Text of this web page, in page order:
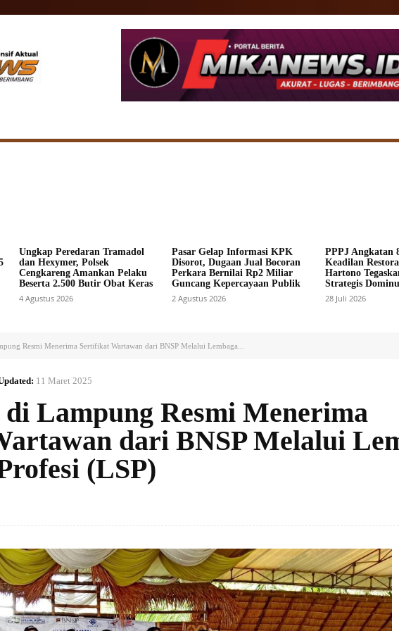
Ungkap Peredaran Tramadol
dan Hexymer, Polsek
Cengkareng Amankan Pelaku
Beserta 2.500 Butir Obat Keras
4 Agustus 2026
Pasar Gelap Informasi KPK
Disorot, Dugaan Jual Bocoran
Perkara Bernilai Rp2 Miliar
Guncang Kepercayaan Publik
2 Agustus 2026
PPPJ Angkatan
Keadilan
Hartono
Strategis
28 Juli 2026
Resmi Menerima Sertifikat Wartawan dari BNSP Melalui Lembaga...
11 Maret 2025
Lampung Resmi Menerima
dari BNSP Melalui
(LSP)